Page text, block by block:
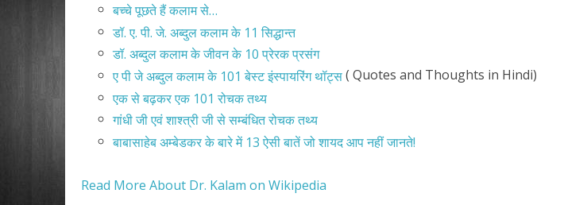
बच्चे पूछते हैं कलाम से…
डॉ. ए. पी. जे. अब्दुल कलाम के 11 सिद्धान्त
डॉ. अब्दुल कलाम के जीवन के 10 प्रेरक प्रसंग
ए पी जे अब्दुल कलाम के 101 बेस्ट इंस्पायरिंग थॉट्स( Quotes and Thoughts in Hindi)
एक से बढ़कर एक 101 रोचक तथ्य
गांधी जी एवं शाश्त्री जी से सम्बंधित रोचक तथ्य
बाबासाहेब अम्बेडकर के बारे में 13 ऐसी बातें जो शायद आप नहीं जानते!
Read More About Dr. Kalam on Wikipedia